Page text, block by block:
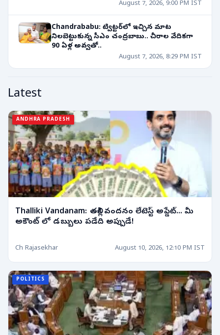
August 7, 2026, 9:00 PM IST
Chandrababu: ట్విట్టర్‌లో ఇచ్చిన మాట
నిలబెట్టుకున్న సీఎం చంద్రబాబు.. చీరాల వేదికగా
90 ఏళ్ల అవ్వతో..
August 7, 2026, 8:29 PM IST
Latest
ANDHRA PRADESH
Thalliki Vandanam: తల్లికి వందనం లేటెస్ట్ అప్డేట్... మీ
అకౌంట్ లో డబ్బులు పడేది అప్పుడే!
Ch Rajasekhar August 10, 2026, 12:10 PM IST
POLITICS